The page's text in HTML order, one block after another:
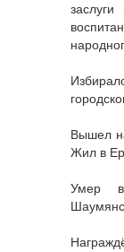
Вышел
Жил в
Умер